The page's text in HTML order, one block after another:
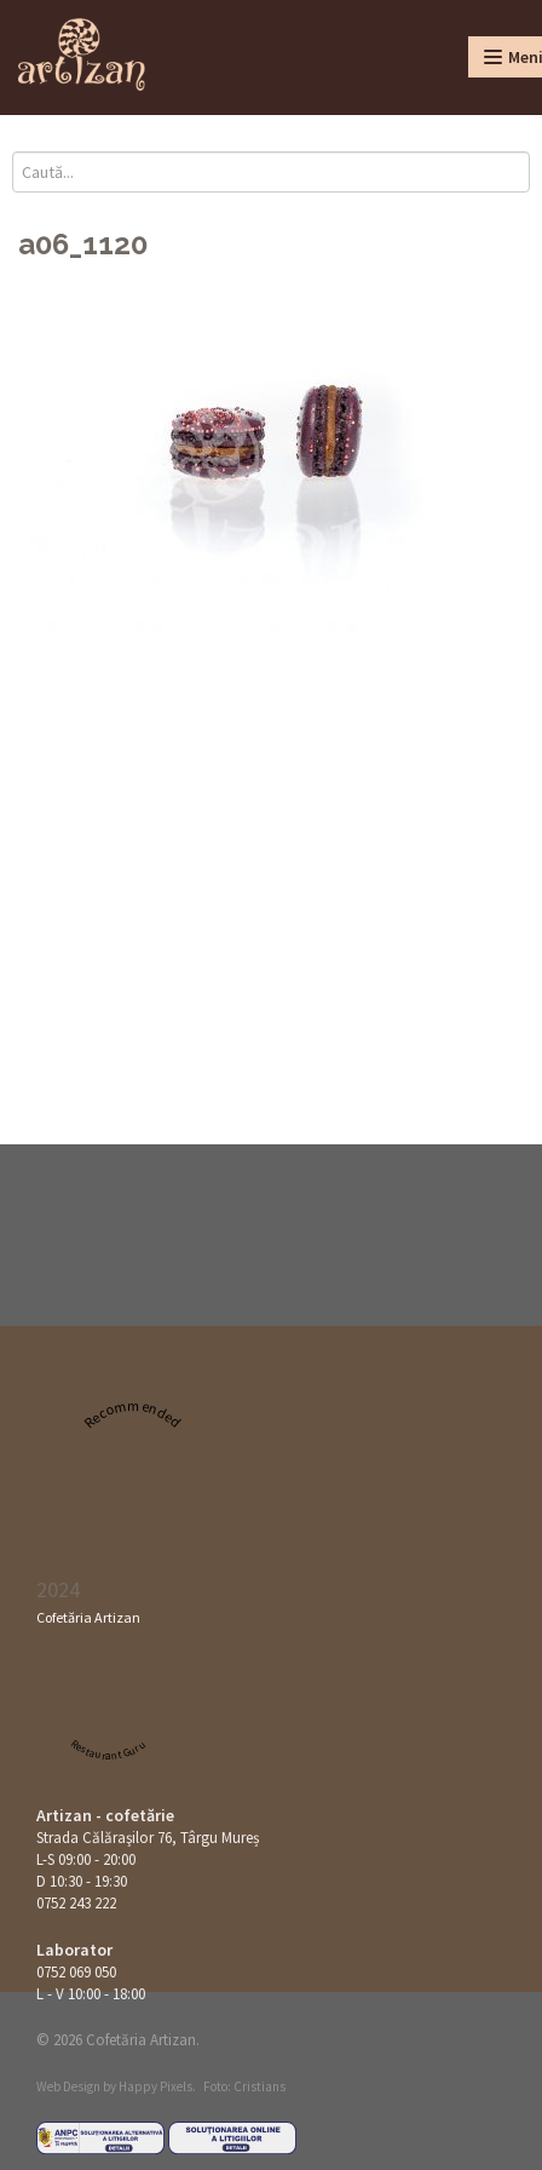
a06_1120
Recommended
2024
Cofetăria Artizan
Restaurant Guru
Artizan - cofetărie
Strada Călăraşilor 76, Târgu Mureș
L-S 09:00 - 20:00
D 10:30 - 19:30
0752 243 222
Laborator
0752 069 050
L - V 10:00 - 18:00
© 2026 Cofetăria Artizan.
Web Design by Happy Pixels. Foto: Cristians